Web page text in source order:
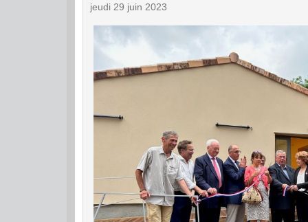
jeudi 29 juin 2023